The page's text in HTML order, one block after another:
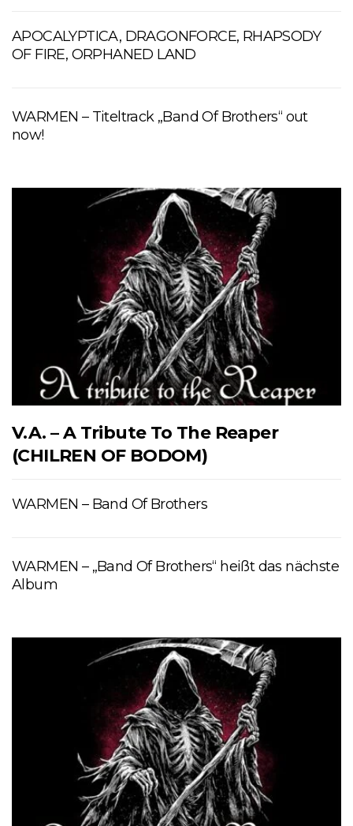
APOCALYPTICA, DRAGONFORCE, RHAPSODY
OF FIRE, ORPHANED LAND
WARMEN – Titeltrack „Band Of Brothers“ out
now!
V.A. – A Tribute To The Reaper
(CHILREN OF BODOM)
WARMEN – Band Of Brothers
WARMEN – „Band Of Brothers“ heißt das nächste
Album